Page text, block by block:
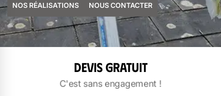
NOS RÉALISATIONS NOUS CONTACTER
Devis gratuit
C'est sans engagement !